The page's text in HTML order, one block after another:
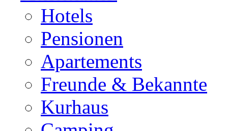
Hotels
Pensionen
Apartements
Freunde & Bekannte
Kurhaus